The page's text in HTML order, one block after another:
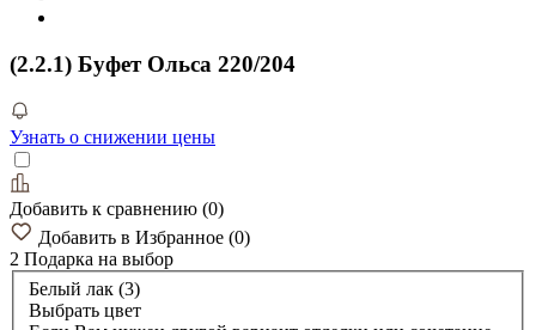
(2.2.1) Буфет Ольса 220/204
Узнать о снижении цены
Добавить к сравнению (0)
Добавить в Избранное (0)
2 Подарка на выбор
Белый лак (3)
Выбрать цвет